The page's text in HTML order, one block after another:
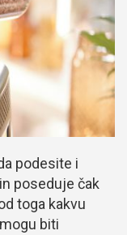
podesite i
poseduje čak
toga kakvu
biti